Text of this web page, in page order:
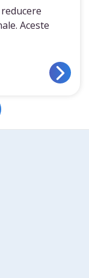
Aceste